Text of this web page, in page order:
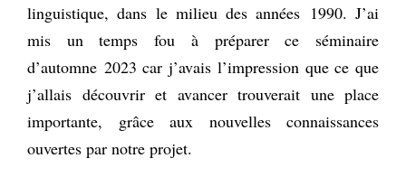
linguistique, dans le milieu des années 1990. J’ai
mis un temps fou à préparer ce séminaire
d’automne 2023 car j’avais l’impression que ce que
j’allais découvrir et avancer trouverait une place
importante, grâce aux nouvelles connaissances
ouvertes par notre projet.